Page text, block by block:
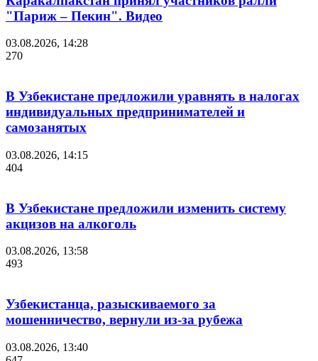
"Париж – Пекин". Видео
03.08.2026, 14:28
270
В Узбекистане предложили уравнять в налогах
индивидуальных предпринимателей и
самозанятых
03.08.2026, 14:15
404
В Узбекистане предложили изменить систему
акцизов на алкоголь
03.08.2026, 13:58
493
Узбекистанца, разыскиваемого за
мошенничество, вернули из-за рубежа
03.08.2026, 13:40